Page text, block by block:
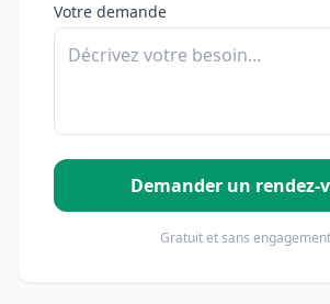
Votre demande
Demander un rendez-
Gratuit et sans engagement